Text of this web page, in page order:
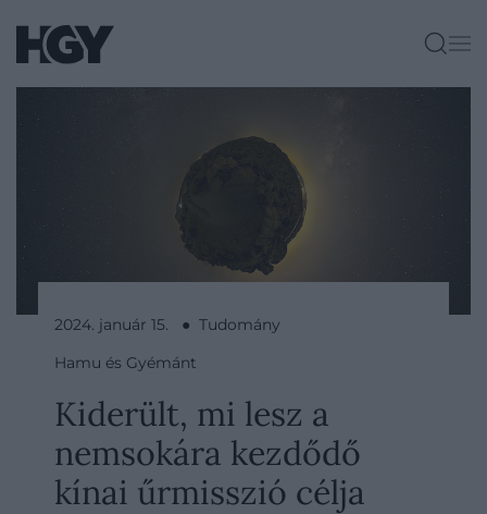
2024. január 15. ● Tudomány
Hamu és Gyémánt
Kiderült, mi lesz a
nemsokára kezdődő
kínai űrmisszió célja